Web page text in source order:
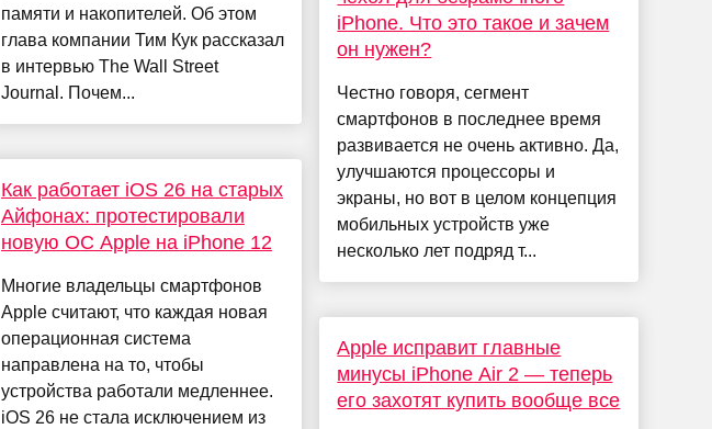
памяти и накопителей. Об этом
глава компании Тим Кук рассказал
в интервью The Wall Street
Journal. Почем...
Как работает iOS 26 на старых
Айфонах: протестировали
новую ОС Apple на iPhone 12
Многие владельцы смартфонов
Apple считают, что каждая новая
операционная система
направлена на то, чтобы
устройства работали медленнее.
iOS 26 не стала исключением из
iPhone. Что это такое и зачем
он нужен?
Честно говоря, сегмент
смартфонов в последнее время
развивается не очень активно. Да,
улучшаются процессоры и
экраны, но вот в целом концепция
мобильных устройств уже
несколько лет подряд т...
Apple исправит главные
минусы iPhone Air 2 — теперь
его захотят купить вообще все